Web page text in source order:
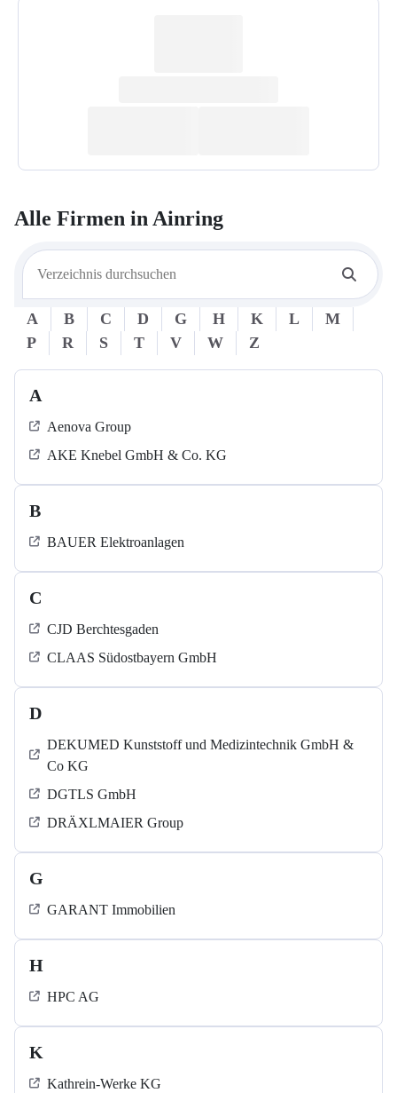
Alle Firmen inAinring
A B C D G H K L
M
P
R S T V W Z
A
Aenova Group
AKE Knebel GmbH & Co. KG
B
BAUER Elektroanlagen
C
CJD Berchtesgaden
CLAAS Südostbayern GmbH
D
DEKUMED Kunststoff und Medizintechnik GmbH &
Co KG
DGTLS GmbH
DRÄXLMAIER Group
G
GARANT Immobilien
H
HPC AG
K
Kathrein-Werke KG